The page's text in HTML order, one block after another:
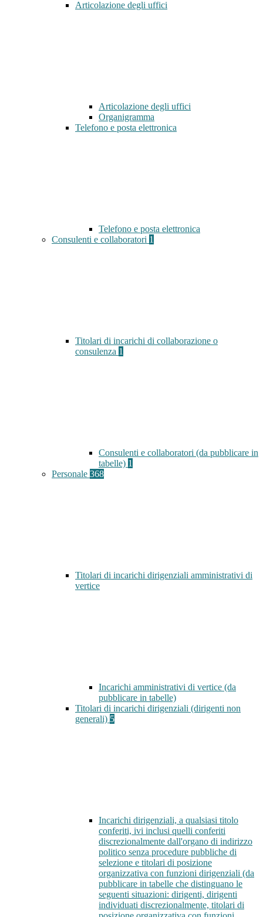
Articolazione degli uffici
Articolazione degli uffici
Organigramma
Telefono e posta elettronica
Telefono e posta elettronica
Consulenti e collaboratori 1
Titolari di incarichi di collaborazione o
consulenza 1
Consulenti e collaboratori (da pubblicare in
tabelle) 1
Personale 368
Titolari di incarichi dirigenziali amministrativi di
vertice
Incarichi amministrativi di vertice (da
pubblicare in tabelle)
Titolari di incarichi dirigenziali (dirigenti non
generali) 5
Incarichi dirigenziali, a qualsiasi titolo
conferiti, ivi inclusi quelli conferiti
discrezionalmente dall'organo di indirizzo
politico senza procedure pubbliche di
selezione e titolari di posizione
organizzativa con funzioni dirigenziali (da
pubblicare in tabelle che distinguano le
seguenti situazioni: dirigenti, dirigenti
individuati discrezionalmente, titolari di